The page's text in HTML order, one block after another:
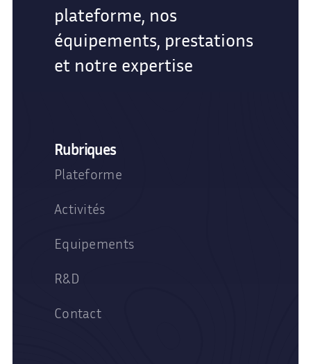
plateforme, nos
équipements, prestations
et notre expertise
Rubriques
Plateforme
Activités
Equipements
R&D
Contact